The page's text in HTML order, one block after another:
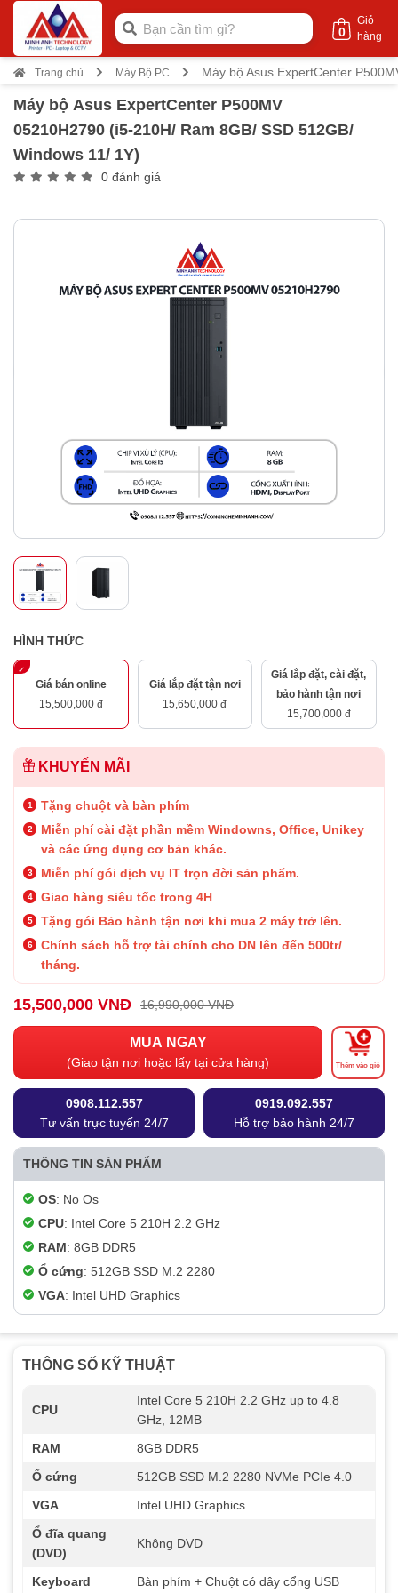
Giỏ
hàng
0
Trang chủ Máy Bộ PC Máy bộ Asus ExpertCenter
Máy bộ Asus ExpertCenter P500MV
05210H2790 (i5-210H/ Ram 8GB/ SSD 512GB/
Windows 11/ 1Y)
0 đánh giá
HÌNH THỨC
Giá bán online
15,500,000 đ
Giá lắp đặt tận nơi
15,650,000 đ
Giá lắp đặt, cài đặt,
bảo hành tận nơi
15,700,000 đ
KHUYẾN MÃI
Tặng chuột và bàn phím
Miễn phí cài đặt phần mềm Windowns, Office, Unikey
và các ứng dụng cơ bản khác.
Miễn phí gói dịch vụ IT trọn đời sản phẩm.
Giao hàng siêu tốc trong 4H
Tặng gói Bảo hành tận nơi khi mua 2 máy trở lên.
Chính sách hỗ trợ tài chính cho DN lên đến 500tr/
tháng.
15,500,000 VNĐ 16,990,000 VNĐ
MUA NGAY
(Giao tận nơi hoặc lấy tại cửa hàng) Thêm vào giỏ
0908.112.557
Tư vấn trực tuyến 24/7
0919.092.557
Hỗ trợ bảo hành 24/7
THÔNG TIN SẢN PHẨM
OS: No Os
CPU: Intel Core 5 210H 2.2 GHz
RAM: 8GB DDR5
Ổ cứng: 512GB SSD M.2 2280
VGA: Intel UHD Graphics
THÔNG SỐ KỸ THUẬT
CPU
Intel Core 5 210H 2.2 GHz up to 4.8
GHz, 12MB
RAM
8GB DDR5
Ổ cứng
512GB SSD M.2 2280 NVMe PCIe 4.0
VGA
Intel UHD Graphics
Ổ đĩa quang
(DVD)
Không DVD
Keyboard Bàn phím + Chuột có dây cổng USB